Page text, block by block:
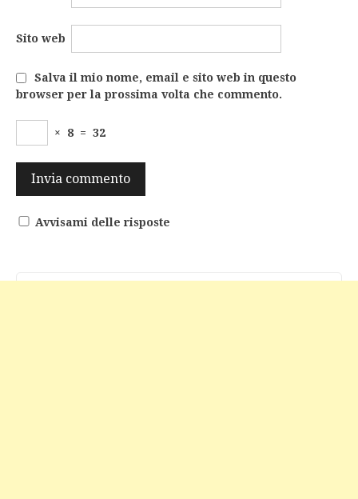
Sito web
Salva il mio nome, email e sito web in questo
browser per la prossima volta che commento.
× 8 = 32
Avvisami delle risposte